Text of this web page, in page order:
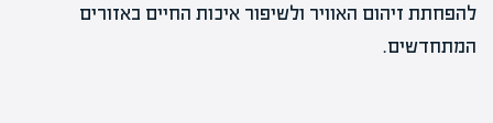
להפחתת זיהום האוויר ולשיפור איכות החיים באזורים
המתחדשים.